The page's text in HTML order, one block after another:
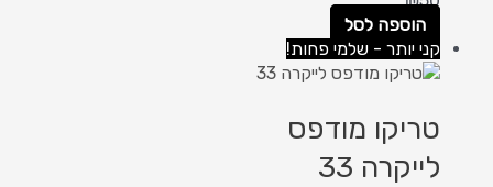
הוספה לסל
קני יותר - שלמי פחות!
טריקו מודפס
לייקרה 33